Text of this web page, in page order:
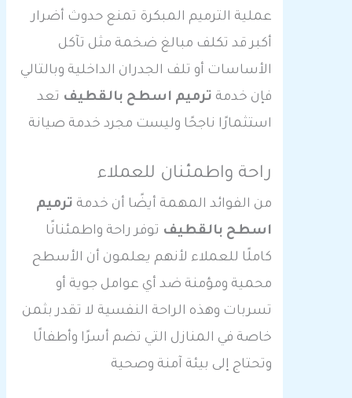
عملية الترميم المبكرة تمنع حدوث أضرار
أكبر قد تكلف مبالغ ضخمة مثل تآكل
الأساسات أو تلف الجدران الداخلية وبالتالي
فإن خدمةترميم اسطح بالقطيفتعد
استثمارًا ناجحًا وليست مجرد خدمة صيانة
راحة واطمئنان للعملاء
من الفوائد المهمة أيضًا أن خدمةترميم
اسطح بالقطيفتوفر راحة واطمئنانًا
كاملًا للعملاء لأنهم يعلمون أن الأسطح
محمية ومؤمنة ضد أي عوامل جوية أو
تسربات وهذه الراحة النفسية لا تقدر بثمن
خاصة في المنازل التي تضم أسرًا وأطفالًا
وتحتاج إلى بيئة آمنة وصحية